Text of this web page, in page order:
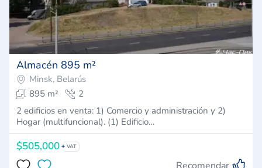
Almacén 895 m²
Minsk, Belarús
895 m²
2
2 edificios en venta: 1) Comercio y administración y 2)
Hogar (multifuncional). (1) Edificio…
$505,000 VAT